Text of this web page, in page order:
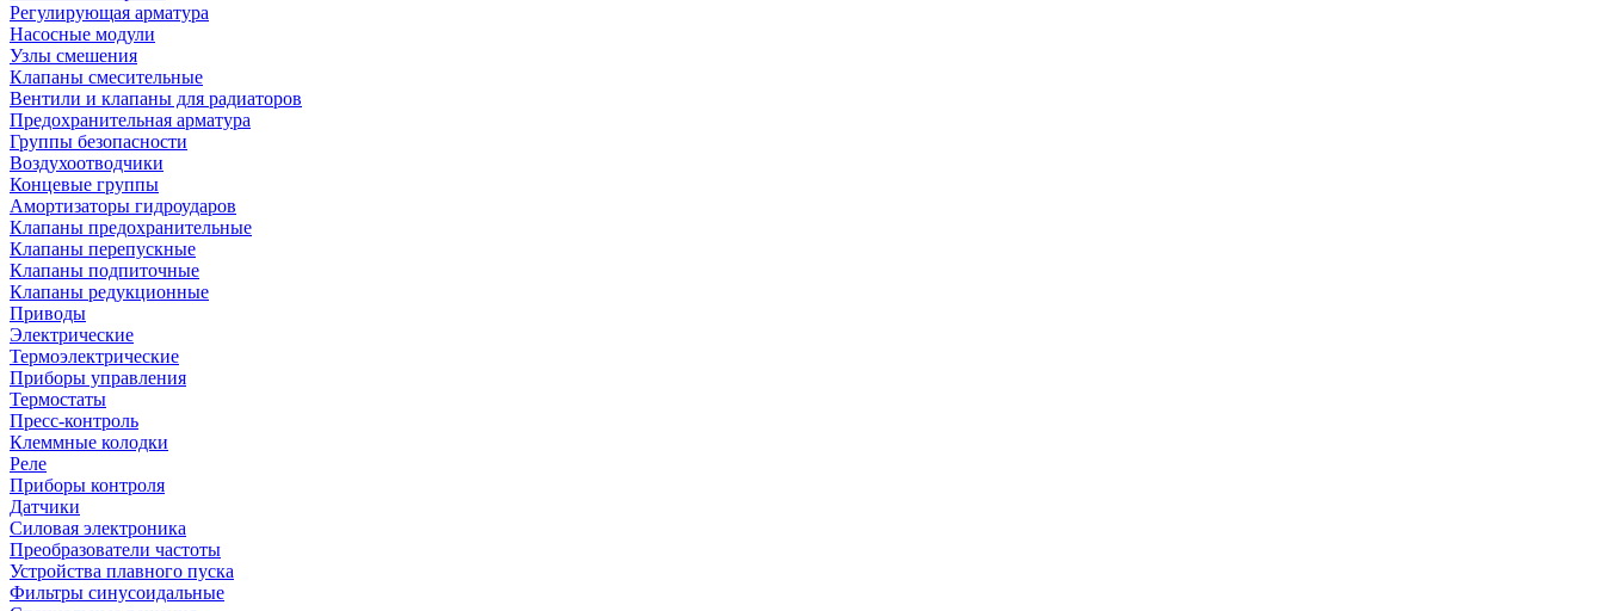
Регулирующая арматура
Насосные модули
Узлы смешения
Клапаны смесительные
Вентили и клапаны для радиаторов
Предохранительная арматура
Группы безопасности
Воздухоотводчики
Концевые группы
Амортизаторы гидроударов
Клапаны предохранительные
Клапаны перепускные
Клапаны подпиточные
Клапаны редукционные
Приводы
Электрические
Термоэлектрические
Приборы управления
Термостаты
Пресс-контроль
Клеммные колодки
Реле
Приборы контроля
Датчики
Силовая электроника
Преобразователи частоты
Устройства плавного пуска
Фильтры синусоидальные